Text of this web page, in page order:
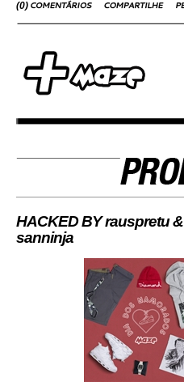
(0)
HACKED BY rauspretu &
sanninja